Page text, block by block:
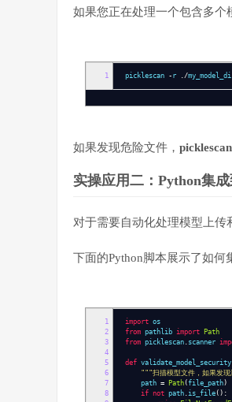
如果您正在处理一个包含多个
1 picklescan - r ./
如果发现危险文件， picklescan
实操应用二：Python集
对于需要自动化处理模型上
下面的Python脚本展示了如何
1
2
3
4
5
6
7
8
import os
from pathlib import Path
from picklescan . scanner
def validate_model_security
"""扫描模型文件，如果发
path = Path (file_path)
if not path .is_file ():